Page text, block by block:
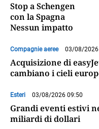
Stop a Schengen
con la Spagna
Nessun impatto
Compagnie aeree 03/08/2026
Acquisizione di
cambiano i cieli
Esteri 03/08/2026 09:50
Grandi eventi estivi
miliardi di dollari